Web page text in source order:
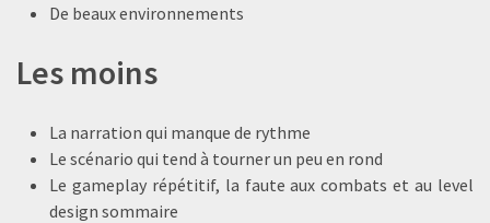
De beaux environnements
Les moins
La narration qui manque de rythme
Le scénario qui tend à tourner un peu en rond
Le gameplay répétitif, la faute aux combats et au level
design sommaire